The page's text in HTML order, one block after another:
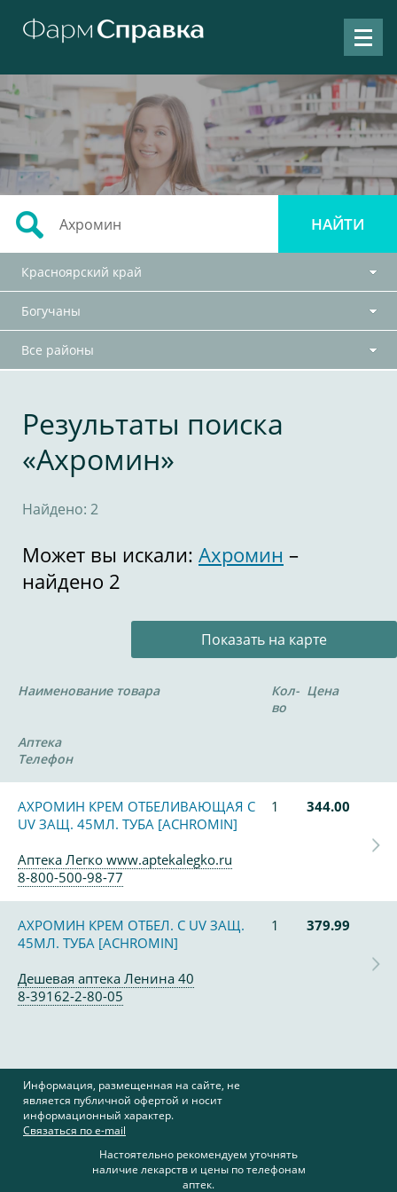
Красноярский край
Богучаны
Все районы
Результаты поиска
«Ахромин»
Найдено: 2
Может вы искали: Ахромин –
найдено 2
Показать на карте
Наименование товара
Кол-
во
Цена
Аптека
Телефон
АХРОМИН КРЕМ ОТБЕЛИВАЮЩАЯ С
UV ЗАЩ. 45МЛ. ТУБА [ACHROMIN]
1 344.00
Аптека Легко www.aptekalegko.ru
8-800-500-98-77
АХРОМИН КРЕМ ОТБЕЛ. С UV ЗАЩ.
45МЛ. ТУБА [ACHROMIN]
1 379.99
Дешевая аптека Ленина 40
8-39162-2-80-05
Информация, размещенная на сайте, не
является публичной офертой и носит
информационный характер.
Связаться по e-mail
Настоятельно рекомендуем уточнять
наличие лекарств и цены по телефонам
аптек.